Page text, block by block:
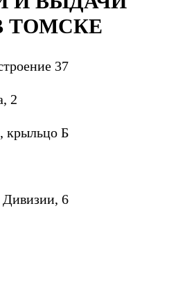
ТОМСКЕ
37
2
крыльцо Б
Дивизии, 6